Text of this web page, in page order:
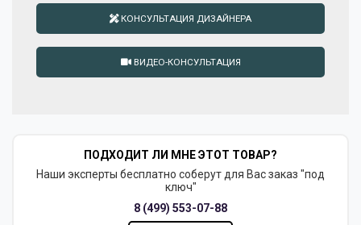
КОНСУЛЬТАЦИЯ ДИЗАЙНЕРА
ВИДЕО-КОНСУЛЬТАЦИЯ
ПОДХОДИТ ЛИ МНЕ ЭТОТ ТОВАР?
Наши эксперты бесплатно соберут для Вас заказ "под
ключ"
8 (499) 553-07-88